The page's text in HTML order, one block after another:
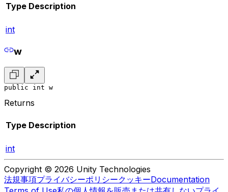
Type Description
int
w
public int w
Returns
Type Description
int
Copyright © 2026 Unity Technologies
法規事項プライバシーポリシークッキーDocumentation